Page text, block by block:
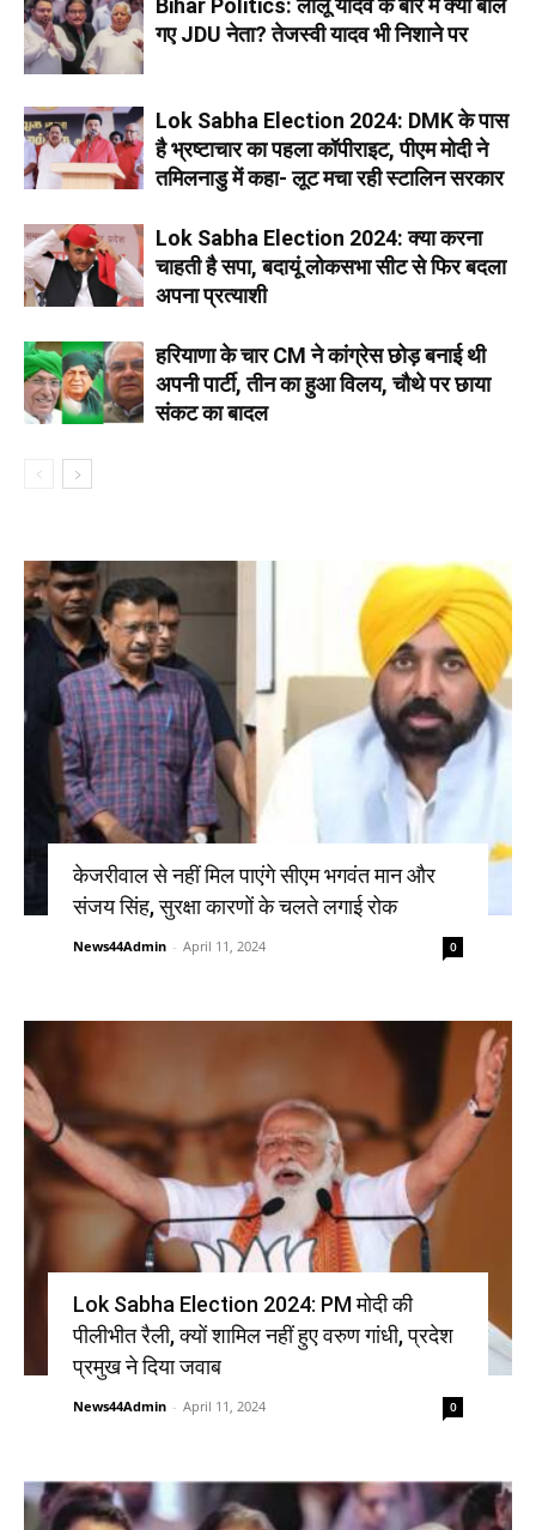
Bihar Politics: लालू यादव के बारे में क्या बोल
गए JDU नेता? तेजस्वी यादव भी निशाने पर
Lok Sabha Election 2024: DMK के पास
है भ्रष्टाचार का पहला कॉपीराइट, पीएम मोदी ने
तमिलनाडु में कहा- लूट मचा रही स्टालिन सरकार
Lok Sabha Election 2024: क्या करना
चाहती है सपा, बदायूं लोकसभा सीट से फिर बदला
अपना प्रत्याशी
हरियाणा के चार CM ने कांग्रेस छोड़ बनाई थी
अपनी पार्टी, तीन का हुआ विलय, चौथे पर छाया
संकट का बादल
केजरीवाल से नहीं मिल पाएंगे सीएम भगवंत मान और
संजय सिंह, सुरक्षा कारणों के चलते लगाई रोक
News44Admin - April 11, 2024 0
Lok Sabha Election 2024: PM मोदी की
पीलीभीत रैली, क्यों शामिल नहीं हुए वरुण गांधी, प्रदेश
प्रमुख ने दिया जवाब
News44Admin - April 11, 2024 0